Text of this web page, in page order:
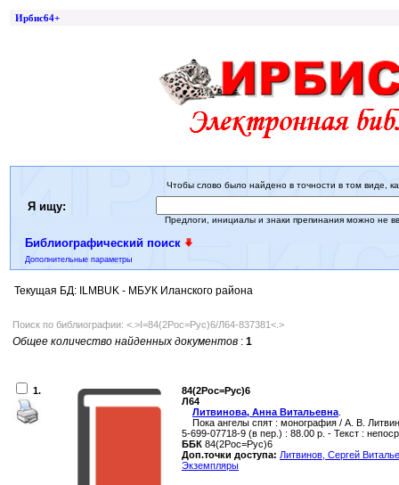
Ирбис64+
Я ищу:
Чтобы слово было найдено в точности в том виде,
Предлоги, инициалы и знаки препинания можно не
Библиографический поиск
Дополнительные параметры
Текущая БД: ILMBUK - МБУК Иланского района
Поиск по библиографии: <.>I=84(2Рос=Рус)6/Л64-837381<.>
Общее количество найденных документов : 1
1.
84(2Рос=Рус)6
Л64
Литвинова, Анна Витальевна
Пока ангелы спят : монография / А. В.
5-699-07718-9 (в пер.) : 88.00 р. - Текст :
ББК 84(2Рос=Рус)6
Доп.точки доступа: Литвинов, Сергей
Экземпляры